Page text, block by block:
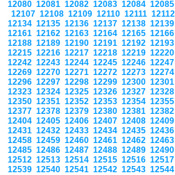
12080 12081 12082 12083 12084 12085
12107 12108 12109 12110 12111 12112
12134 12135 12136 12137 12138 12139
12161 12162 12163 12164 12165 12166
12188 12189 12190 12191 12192 12193
12215 12216 12217 12218 12219 12220
12242 12243 12244 12245 12246 12247
12269 12270 12271 12272 12273 12274
12296 12297 12298 12299 12300 12301
12323 12324 12325 12326 12327 12328
12350 12351 12352 12353 12354 12355
12377 12378 12379 12380 12381 12382
12404 12405 12406 12407 12408 12409
12431 12432 12433 12434 12435 12436
12458 12459 12460 12461 12462 12463
12485 12486 12487 12488 12489 12490
12512 12513 12514 12515 12516 12517
12539 12540 12541 12542 12543 12544